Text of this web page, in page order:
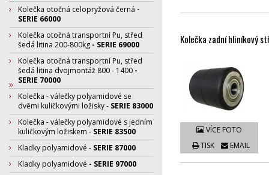
Kolečka otočná celopryžová černá -
SERIE 66000
Kolečka otočná transportní Pu, střed
šedá litina 200-800kg - SERIE 69000
Kolečka otočná transportní Pu, střed
šedá litina dvojmontáž 800 - 1400 -
SERIE 70000
Kolečka - válečky polyamidové se
dvěmi kuličkovými ložisky - SERIE 83000
Kolečka - válečky polyamidové s jedním
kuličkovým ložiskem - SERIE 83500
Kladky polyamidové - SERIE 87000
Kladky polyamidové - SERIE 97000
Kolečka zadní hliníkový
VÍCE FOTO
TISK
EMAIL